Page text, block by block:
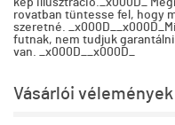
kép illusztráció._x000D_
rovatban tüntesse fel, hogy
szeretné.
futnak, nem tudjuk
van. _x000D__x000D_
Vásárlói vélemények